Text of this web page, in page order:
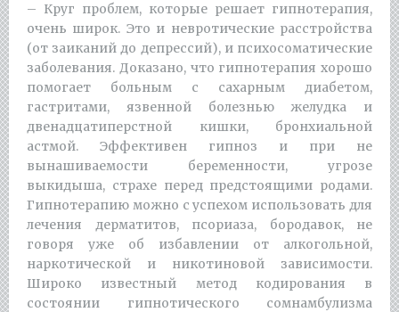
– Круг проблем, которые решает гипнотерапия,
очень широк. Это и невротические расстройства
(от заиканий до депрессий), и психосоматические
заболевания. Доказано, что гипнотерапия хорошо
помогает больным с сахарным диабетом,
гастритами, язвенной болезнью желудка и
двенадцатиперстной кишки, бронхиальной
астмой. Эффективен гипноз и при не
вынашиваемости беременности, угрозе
выкидыша, страхе перед предстоящими родами.
Гипнотерапию можно с успехом использовать для
лечения дерматитов, псориаза, бородавок, не
говоря уже об избавлении от алкогольной,
наркотической и никотиновой зависимости.
Широко известный метод кодирования в
состоянии гипнотического сомнамбулизма